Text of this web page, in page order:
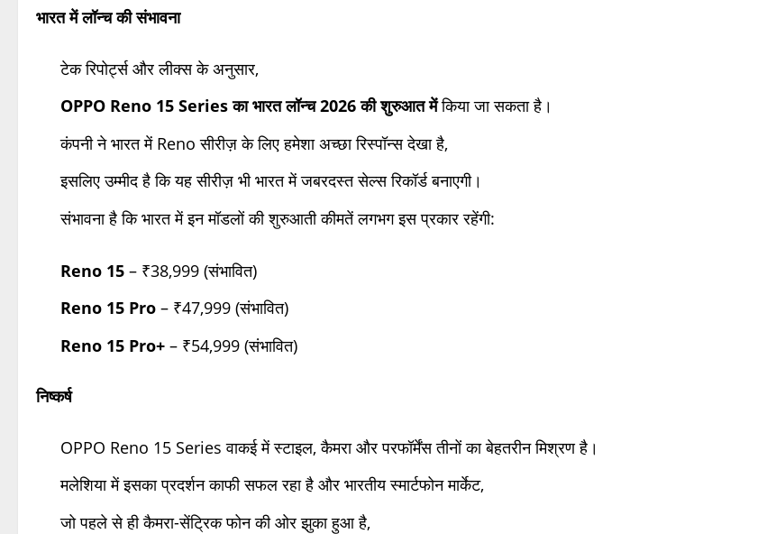
भारत में लॉन्च की संभावना
टेक रिपोर्ट्स और लीक्स के अनुसार,
OPPO Reno 15 Series का भारत लॉन्च 2026 की शुरुआत मेंकिया जा सकता है।
कंपनी ने भारत में Reno सीरीज़ के लिए हमेशा अच्छा रिस्पॉन्स देखा है,
इसलिए उम्मीद है कि यह सीरीज़ भी भारत में जबरदस्त सेल्स रिकॉर्ड बनाएगी।
संभावना है कि भारत में इन मॉडलों की शुरुआती कीमतें लगभग इस प्रकार रहेंगी:
Reno 15 – ₹38,999 (संभावित)
Reno 15 Pro – ₹47,999 (संभावित)
Reno 15 Pro+ – ₹54,999 (संभावित)
निष्कर्ष
OPPO Reno 15 Series वाकई में स्टाइल, कैमरा और परफॉर्मेंस तीनों का बेहतरीन मिश्रण है।
मलेशिया में इसका प्रदर्शन काफी सफल रहा है और भारतीय स्मार्टफोन मार्केट,
जो पहले से ही कैमरा-सेंट्रिक फोन की ओर झुका हुआ है,